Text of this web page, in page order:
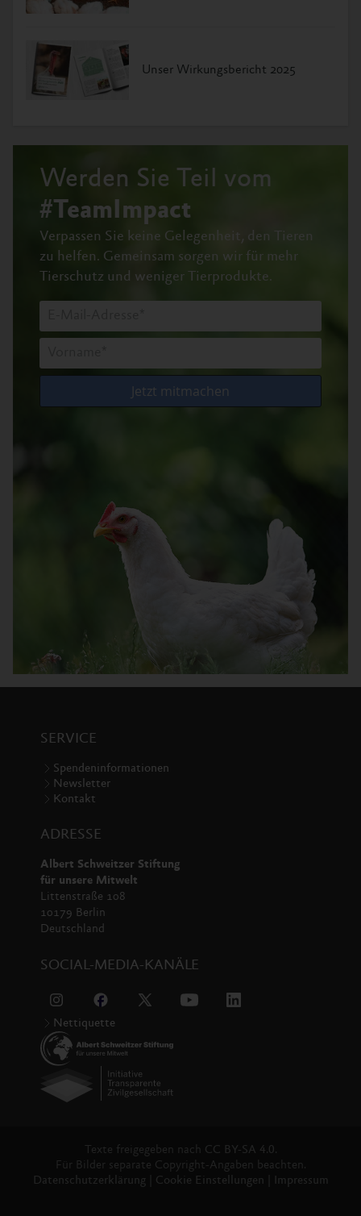
Unser Wirkungsbericht 2025
Werden Sie Teil vom
#TeamImpact
Verpassen Sie keine Gelegenheit, den Tieren
zu helfen. Gemeinsam sorgen wir für mehr
Tierschutz und weniger Tierprodukte.
SERVICE
Spendeninformationen
Newsletter
Kontakt
ADRESSE
Albert Schweitzer Stiftung
für unsere Mitwelt
Littenstraße 108
10179 Berlin
Deutschland
SOCIAL-MEDIA-KANÄLE
Nettiquette
Texte freigegeben nach CC BY-SA 4.0.
Für Bilder separate Copyright-Angaben beachten.
Datenschutzerklärung
Cookie Einstellungen Impressum